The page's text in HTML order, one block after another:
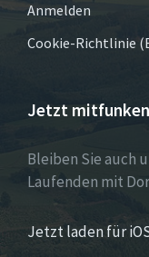
Anmelden
Cookie-Richtlinie
Jetzt
Bleiben Sie auch
Laufenden mit
Jetzt laden für